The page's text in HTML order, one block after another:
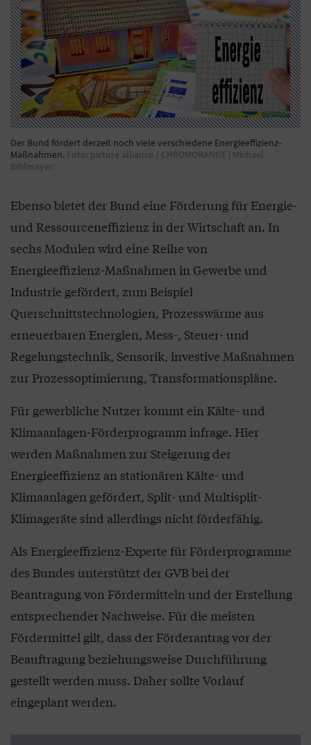
Der Bund fördert derzeit noch viele verschiedene Energieeffizienz-
Maßnahmen. Foto: picture alliance / CHROMORANGE | Michael
Bihlmayer
Ebenso bietet der Bund eine Förderung für Energie-
und Ressourceneffizienz in der Wirtschaft an. In
sechs Modulen wird eine Reihe von
Energieeffizienz-Maßnahmen in Gewerbe und
Industrie gefördert, zum Beispiel
Querschnittstechnologien, Prozesswärme aus
erneuerbaren Energien, Mess-, Steuer- und
Regelungstechnik, Sensorik, investive Maßnahmen
zur Prozessoptimierung, Transformationspläne.
Für gewerbliche Nutzer kommt ein Kälte- und
Klimaanlagen-Förderprogramm infrage. Hier
werden Maßnahmen zur Steigerung der
Energieeffizienz an stationären Kälte- und
Klimaanlagen gefördert, Split- und Multisplit-
Klimageräte sind allerdings nicht förderfähig.
Als Energieeffizienz-Experte für Förderprogramme
des Bundes unterstützt der GVB bei der
Beantragung von Fördermitteln und der Erstellung
entsprechender Nachweise. Für die meisten
Fördermittel gilt, dass der Förderantrag vor der
Beauftragung beziehungsweise Durchführung
gestellt werden muss. Daher sollte Vorlauf
eingeplant werden.